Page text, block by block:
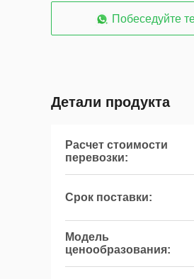
Побеседуйте
Детали продукта
Расчет стоимости
перевозки:
Срок поставки:
Модель
ценообразования: